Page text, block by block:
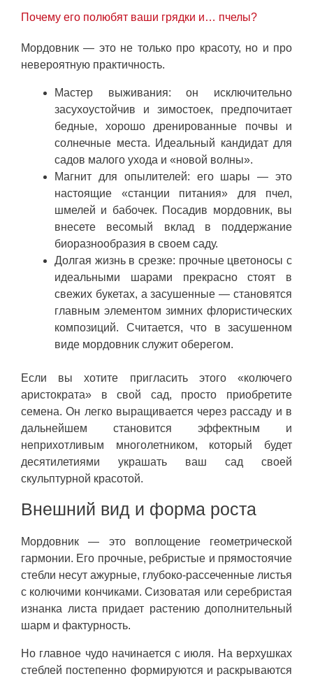
Почему его полюбят ваши грядки и… пчелы?
Мордовник — это не только про красоту, но и про
невероятную практичность.
Мастер выживания: он исключительно
засухоустойчив и зимостоек, предпочитает
бедные, хорошо дренированные почвы и
солнечные места. Идеальный кандидат для
садов малого ухода и «новой волны».
Магнит для опылителей: его шары — это
настоящие «станции питания» для пчел,
шмелей и бабочек. Посадив мордовник, вы
внесете весомый вклад в поддержание
биоразнообразия в своем саду.
Долгая жизнь в срезке: прочные цветоносы с
идеальными шарами прекрасно стоят в
свежих букетах, а засушенные — становятся
главным элементом зимних флористических
композиций. Считается, что в засушенном
виде мордовник служит оберегом.
Если вы хотите пригласить этого «колючего
аристократа» в свой сад, просто приобретите
семена. Он легко выращивается через рассаду и в
дальнейшем становится эффектным и
неприхотливым многолетником, который будет
десятилетиями украшать ваш сад своей
скульптурной красотой.
Внешний вид и форма роста
Мордовник — это воплощение геометрической
гармонии. Его прочные, ребристые и прямостоячие
стебли несут ажурные, глубоко-рассеченные листья
с колючими кончиками. Сизоватая или серебристая
изнанка листа придает растению дополнительный
шарм и фактурность.
Но главное чудо начинается с июля. На верхушках
стеблей постепенно формируются и раскрываются